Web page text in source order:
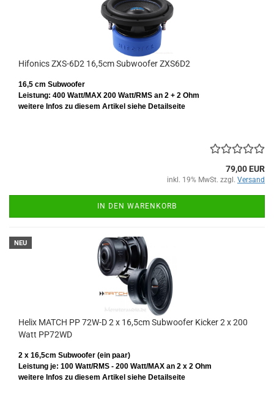
Hifonics ZXS-6D2 16,5cm Subwoofer ZXS6D2
16,5 cm Subwoofer
Leistung: 400 Watt/MAX 200 Watt/RMS an 2 + 2 Ohm
weitere Infos zu diesem Artikel siehe Detailseite
79,00 EUR
inkl. 19% MwSt. zzgl. Versand
IN DEN WARENKORB
NEU
Helix MATCH PP 72W-D 2 x 16,5cm Subwoofer Kicker 2 x 200
Watt PP72WD
2 x 16,5cm Subwoofer (ein paar)
Leistung je: 100 Watt/RMS - 200 Watt/MAX an 2 x 2 Ohm
weitere Infos zu diesem Artikel siehe Detailseite